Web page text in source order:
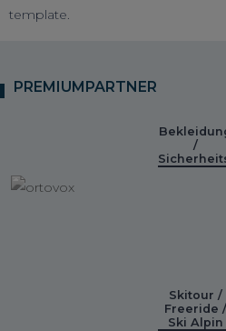
template.
PREMIUMPARTNER
/
Skitour /
Freeride /
Ski Alpin